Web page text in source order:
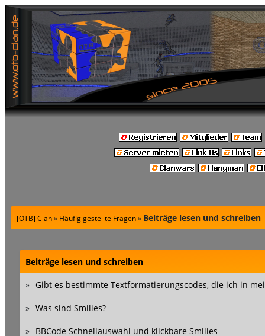
[OTB] Clan» Häufig gestellte Fragen» Beiträge lesen und schreiben
Beiträge lesen und schreiben
» Gibt es bestimmte Textformatierungscodes, die ich in
» Was sind Smilies?
» BBCode Schnellauswahl und klickbare Smilies